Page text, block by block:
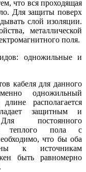
что вся проходящая
Для защиты поверх
слой изоляции.
металлической
поля.
одножильные и
кабеля для данного
одножильный
располагается
защитным и
постоянного
теплого пола с
что бы оба
к источникам
быть равномерно